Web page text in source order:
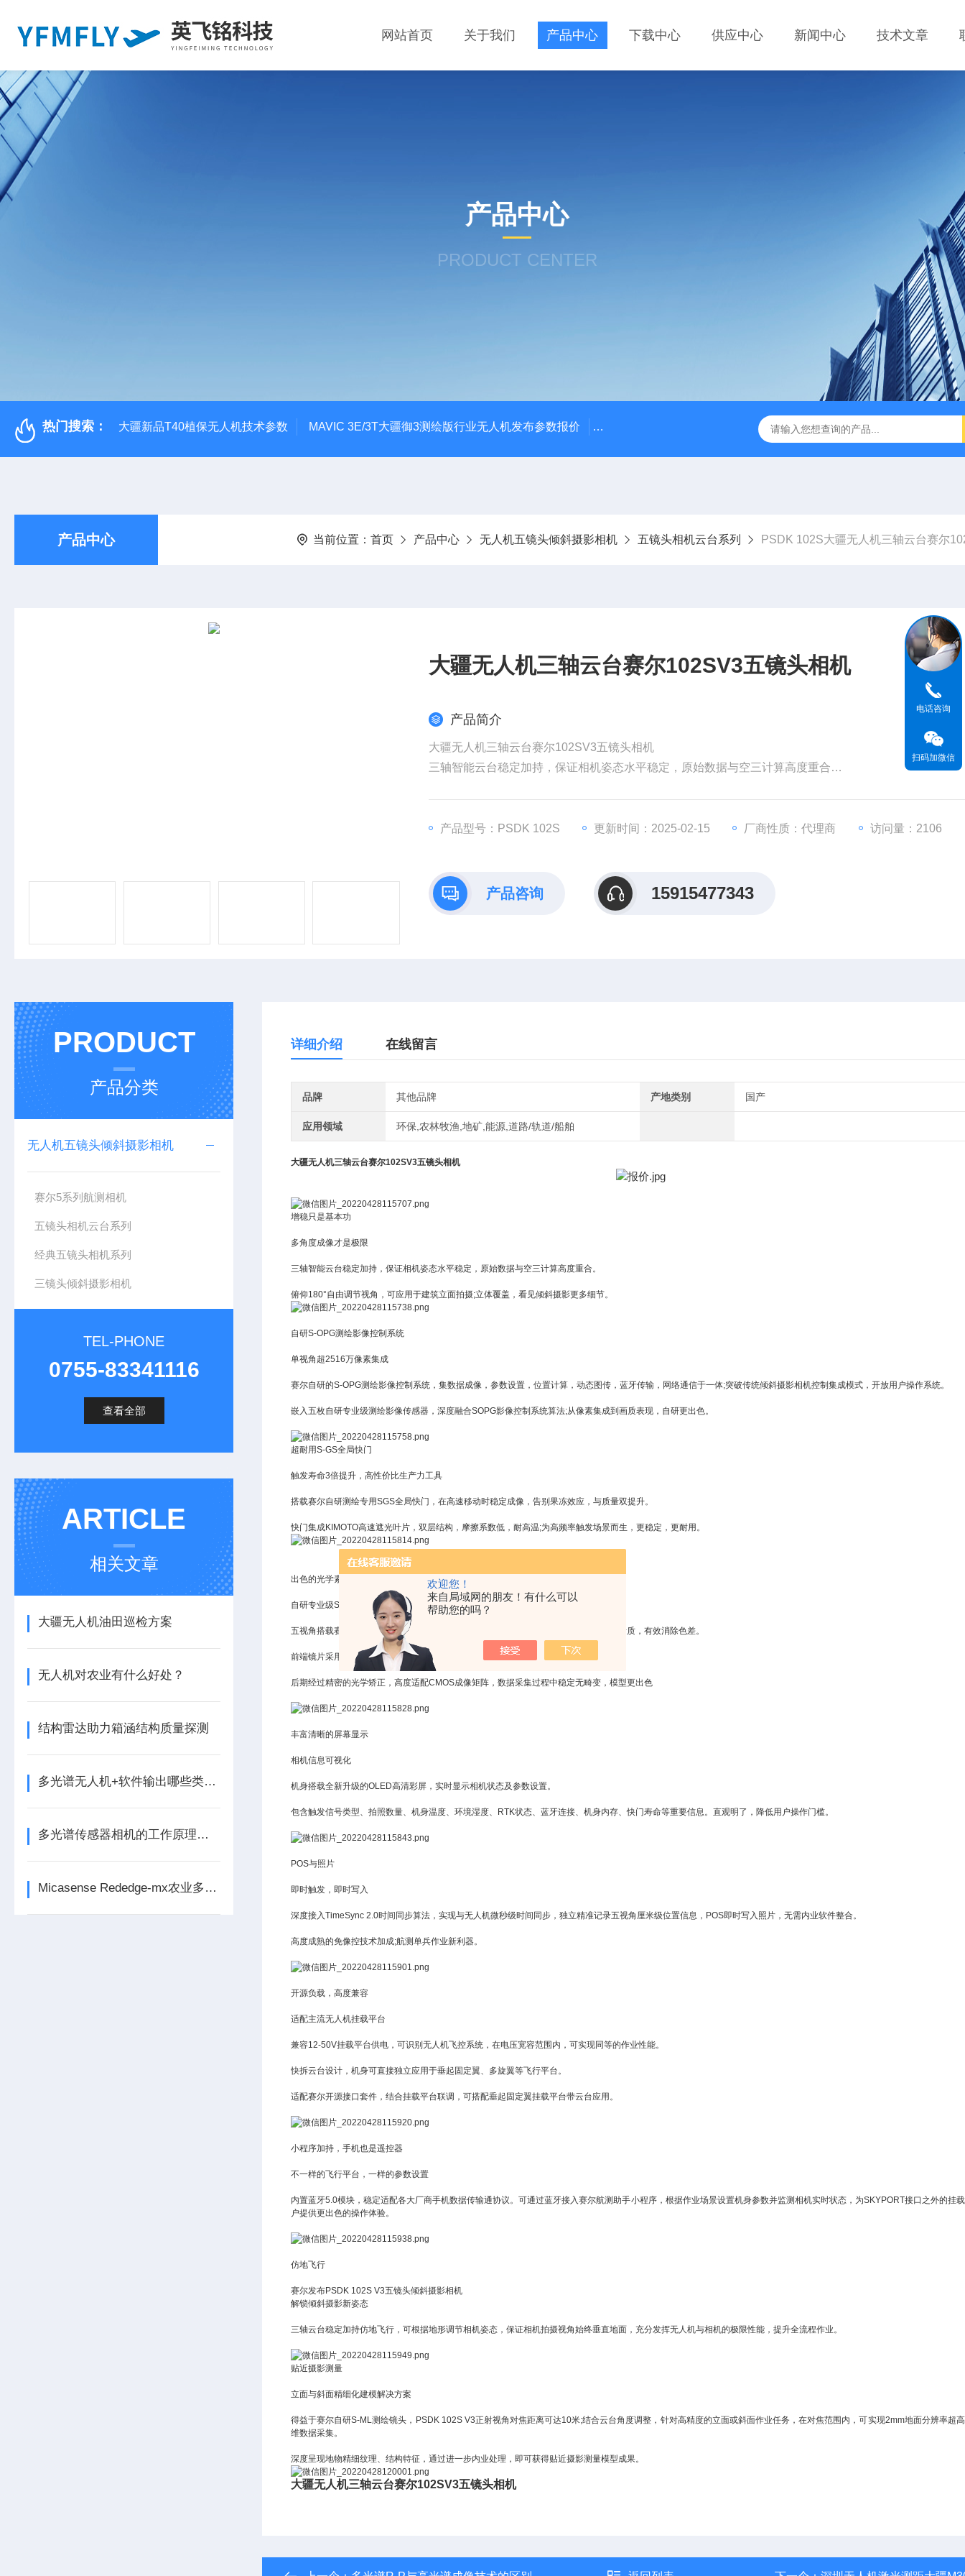
欢迎您！
来自局域网的朋友！有什么可以
帮助您的吗？
网站首页 关于我们 产品中心 下载中心 供应中心 新闻中心 技术文章
产品中心
PRODUCT CENTER
热门搜索： 大疆新品T40植保无人机技术参数 MAVIC 3E/3T大疆御3测绘版行业无人机发布参数报价 大疆升级版M350RTK行业无人机规格参数 Mavic 3T大疆热红外相
产品中心 当前位置： 首页 产品中心 无人机五镜头倾斜摄影相机 五镜头相机云台系列 PSDK 102S大疆无人机三轴云台赛尔102SV3五镜
大疆无人机三轴云台赛尔102SV3五镜头相机
产品简介
大疆无人机三轴云台赛尔102SV3五镜头相机
三轴智能云台稳定加持，保证相机姿态水平稳定，原始数据与空三计算高度重合
产品型号：PSDK 102S 更新时间：2025-02-15 厂商性质：代理商 访问量：2106
产品咨询 15915477343
PRODUCT
产品分类
无人机五镜头倾斜摄影相机
赛尔5系列航测相机
五镜头相机云台系列
经典五镜头相机系列
三镜头倾斜摄影相机
TEL-PHONE
0755-83341116
查看全部
ARTICLE
相关文章
大疆无人机油田巡检方案
无人机对农业有什么好处？
结构雷达助力箱涵结构质量探测
多光谱无人机+软件输出哪些类型数据？
多光谱传感器相机的工作原理与应用前景
Micasense Rededge-mx农业多光谱相机*校
详细介绍 在线留言
品牌 其他品牌 产地类别 国产
应用领域 环保,农林牧渔,地矿,能源,道路/轨道/船舶
大疆无人机三轴云台赛尔102SV3五镜头相机
增稳只是基本功
多角度成像才是极限
三轴智能云台稳定加持，保证相机姿态水平稳定，原始数据与空三计算高度重合。
俯仰180°自由调节视角，可应用于建筑立面拍摄;立体覆盖，看见倾斜摄影更多细节。
自研S-OPG测绘影像控制系统
单视角超2516万像素集成
赛尔自研的S-OPG测绘影像控制系统，集数据成像，参数设置，位置计算，动态图传，蓝牙传输，网络通信于一体;突破传统倾斜摄影相机控制集成模式，开放用户操作系统。
嵌入五枚自研专业级测绘影像传感器，深度融合SOPG影像控制系统算法;从像素集成到画质表现，自研更出色。
超耐用S-GS全局快门
触发寿命3倍提升，高性价比生产力工具
搭载赛尔自研测绘专用SGS全局快门，在高速移动时稳定成像，告别果冻效应，与质量双提升。
快门集成KIMOTO高速遮光叶片，双层结构，摩擦系数低，耐高温;为高频率触发场景而生，更稳定，更耐用。
出色的光学素质
自研专业级S-ML测绘镜头
五视角搭载赛尔自研行业应用S-ML定焦镜头，多层结构LD低色散镜片集成;实现的光学素质，有效消除色差。
前端镜片采用防水防油污性能氟素化合物涂层，有效保护镜头模组。
后期经过精密的光学矫正，高度适配CMOS成像矩阵，数据采集过程中稳定无畸变，模型更出色
丰富清晰的屏幕显示
相机信息可视化
机身搭载全新升级的OLED高清彩屏，实时显示相机状态及参数设置。
包含触发信号类型、拍照数量、机身温度、环境湿度、RTK状态、蓝牙连接、机身内存、快门寿命等重要信息。直观明了，降低用户操作门槛。
POS与照片
即时触发，即时写入
深度接入TimeSync 2.0时间同步算法，实现与无人机微秒级时间同步，独立精准记录五视角厘米级位置信息，POS即时写入照片，无需内业软件整合。
高度成熟的免像控技术加成;航测单兵作业新利器。
开源负载，高度兼容
适配主流无人机挂载平台
兼容12-50V挂载平台供电，可识别无人机飞控系统，在电压宽容范围内，可实现同等的作业性能。
快拆云台设计，机身可直接独立应用于垂起固定翼、多旋翼等飞行平台。
适配赛尔开源接口套件，结合挂载平台联调，可搭配垂起固定翼挂载平台带云台应用。
小程序加持，手机也是遥控器
不一样的飞行平台，一样的参数设置
内置蓝牙5.0模块，稳定适配各大厂商手机数据传输通协议。可通过蓝牙接入赛尔航测助手小程序，根据作业场景设置机身参数并监测相机实时状态，为SKYPORT接口之外的挂
户提供更出色的操作体验。
仿地飞行
赛尔发布PSDK 102S V3五镜头倾斜摄影相机
解锁倾斜摄影新姿态
三轴云台稳定加持仿地飞行，可根据地形调节相机姿态，保证相机拍摄视角始终垂直地面，充分发挥无人机与相机的极限性能，提升全流程作业。
贴近摄影测量
立面与斜面精细化建模解决方案
得益于赛尔自研S-ML测绘镜头，PSDK 102S V3正射视角对焦距离可达10米;结合云台角度调整，针对高精度的立面或斜面作业任务，在对焦范围内，可实现2mm地面分辨率超
维数据采集。
深度呈现地物精细纹理、结构特征，通过进一步内业处理，即可获得贴近摄影测量模型成果。
大疆无人机三轴云台赛尔102SV3五镜头相机
电话咨询
扫码加微信